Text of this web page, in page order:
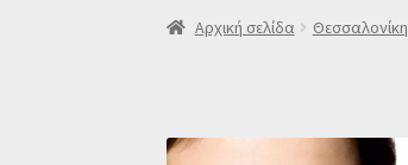
Αρχική σελίδα Θεσσαλονίκη